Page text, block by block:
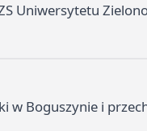
Uniwersytetu
w Boguszynie i